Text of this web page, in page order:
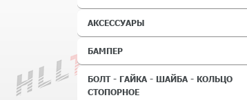
АКСЕССУАРЫ
БАМПЕР
БОЛТ - ГАЙКА - ШАЙБА - КОЛЬЦО
СТОПОРНОЕ